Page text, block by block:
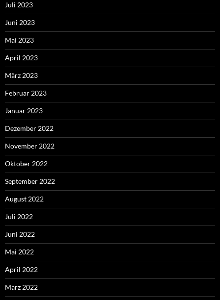
Juli 2023
Juni 2023
Mai 2023
April 2023
März 2023
Februar 2023
Januar 2023
Dezember 2022
November 2022
Oktober 2022
September 2022
August 2022
Juli 2022
Juni 2022
Mai 2022
April 2022
März 2022